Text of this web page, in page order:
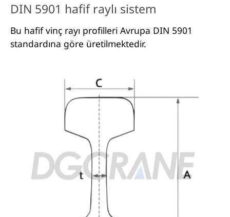
DIN 5901 hafif raylı sistem
Bu hafif vinç rayı profilleri Avrupa DIN 5901
standardına göre üretilmektedir.